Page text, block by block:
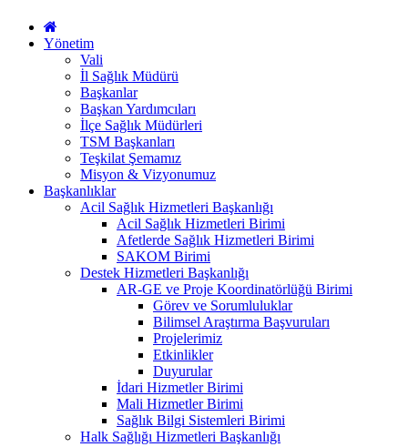
Yönetim
Vali
İl Sağlık Müdürü
Başkanlar
Başkan Yardımcıları
İlçe Sağlık Müdürleri
TSM Başkanları
Teşkilat Şemamız
Misyon & Vizyonumuz
Başkanlıklar
Acil Sağlık Hizmetleri Başkanlığı
Acil Sağlık Hizmetleri Birimi
Afetlerde Sağlık Hizmetleri Birimi
SAKOM Birimi
Destek Hizmetleri Başkanlığı
AR-GE ve Proje Koordinatörlüğü Birimi
Görev ve Sorumluluklar
Bilimsel Araştırma Başvuruları
Projelerimiz
Etkinlikler
Duyurular
İdari Hizmetler Birimi
Mali Hizmetler Birimi
Sağlık Bilgi Sistemleri Birimi
Halk Sağlığı Hizmetleri Başkanlığı